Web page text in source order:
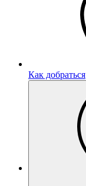
Как добраться